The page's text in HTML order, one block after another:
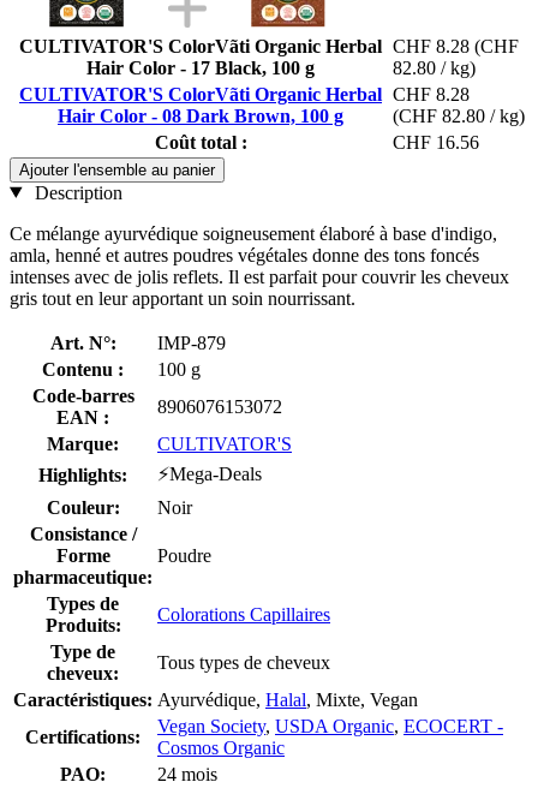
CULTIVATOR'S ColorVãti Organic Herbal
Hair Color - 17 Black, 100 g
CHF 8.28 (CHF
82.80 / kg)
CULTIVATOR'S ColorVãti Organic Herbal
Hair Color - 08 Dark Brown, 100 g
CHF 8.28
(CHF 82.80 / kg)
Coût total :
CHF 16.56
Ajouter l'ensemble au panier
Description
Ce mélange ayurvédique soigneusement élaboré à base d'indigo,
amla, henné et autres poudres végétales donne des tons foncés
intenses avec de jolis reflets. Il est parfait pour couvrir les cheveux
gris tout en leur apportant un soin nourrissant.
Art. N°:
IMP-879
Contenu :
100 g
Code-barres
EAN :
8906076153072
Marque:
CULTIVATOR'S
Highlights:
⚡Mega-Deals
Couleur:
Noir
Consistance /
Forme
pharmaceutique:
Poudre
Types de
Produits:
Colorations Capillaires
Type de
cheveux:
Tous types de cheveux
Caractéristiques: Ayurvédique, Halal, Mixte, Vegan
Certifications:
Vegan Society, USDA Organic, ECOCERT -
Cosmos Organic
PAO:
24 mois